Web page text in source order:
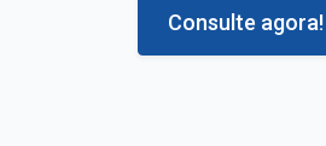
Consulte agora!